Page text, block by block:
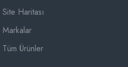
Site Haritası
Markalar
Tüm Ürünler